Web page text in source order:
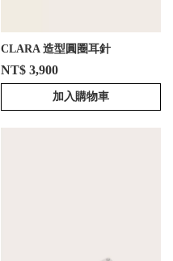
CLARA 造型圓圈耳針
NT$ 3,900
加入購物車